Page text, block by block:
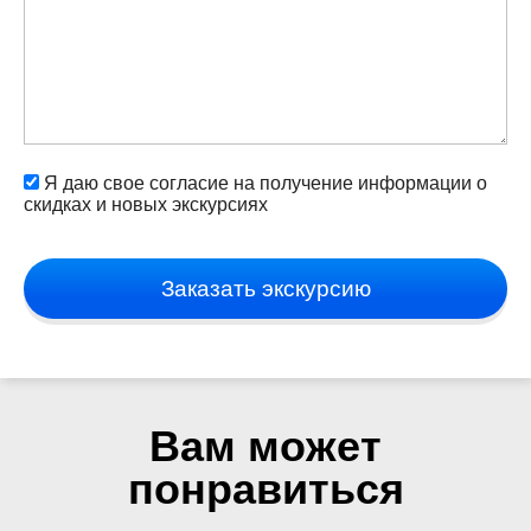
Я даю свое согласие на получение информации о
скидках и новых экскурсиях
Заказать экскурсию
Вам может
понравиться